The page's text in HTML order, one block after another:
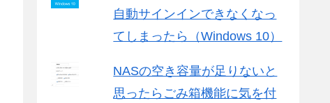
自動サインインできなくなっ
てしまったら（Windows 10）
NASの空き容量が足りないと
思ったらごみ箱機能に気を付